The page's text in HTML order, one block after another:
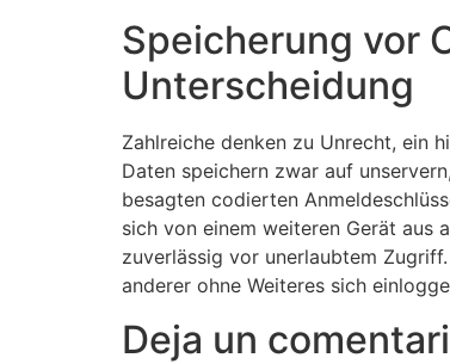
Speicherung vor
Unterscheidung
Zahlreiche denken zu Unrecht, ein
Daten speichern zwar auf
besagten codierten
sich von einem weiteren Gerät aus
zuverlässig vor unerlaubtem
anderer ohne Weiteres sich
Deja un